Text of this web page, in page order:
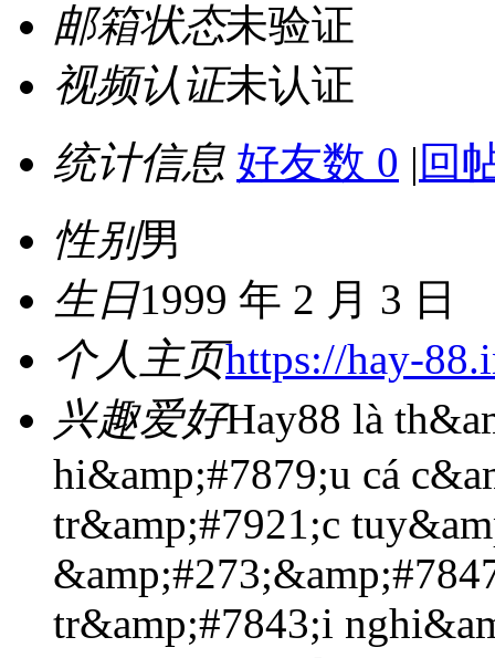
邮箱状态未验证
视频认证未认证
统计信息 好友数 0 | 回
性别男
生日1999 年 2 月 3 日
个人主页https://hay-
兴趣爱好Hay88 là
hi&amp;#7879;u cá
tr&amp;#7921;c
tr&amp;#7843;i